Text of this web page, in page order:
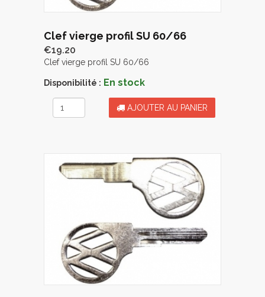
Clef vierge profil SU 60/66
€19.20
Clef vierge profil SU 60/66
Disponibilité : En stock
AJOUTER AU PANIER